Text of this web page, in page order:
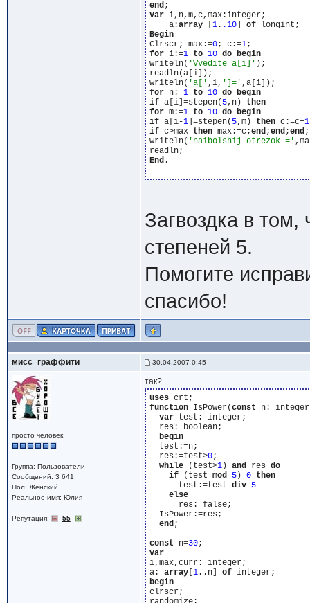
end
Var i,n,m,c,max:integer;
    a:
array [ 1. .10] of
Begin
Clrscr; max:=0; c:=1
for i:=1 to 10 do begin
writeln( 'Vvedite a[i]' );
readln(a[i]);
writeln( 'a[' ,i, ']='
for n:=1 to 10 do begin
if a[i]=stepen( 5,n) then
for m:=1 to 10 do begin
if a[i-1]=stepen( 5,m) then c:=c+1
if c>max then max:=c;end;end;end;
writeln( 'naibolshij otrezok ='
End.
Загвоздка в том,
степеней 5.
Помогите
спасибо!
мисс_граффити 30.04.2007 0:45
просто человек
Группа: Пользователи
Сообщений: 3 641
Пол: Женский
Реальное имя: Юлия
Репутация: 55
так?
uses
function IsPower(const n:
var test: integer;
  res: boolean;
begin
  test:=n;
  res:=test>
0;
while (test>1) and res do
if (test mod 5)=0 then
      test:=test
div 5
else
      res:=false;
  IsPower:=res;
end;
const n=30
var
i,max,curr: integer;
a: array[ 1..n] of
begin
clrscr;